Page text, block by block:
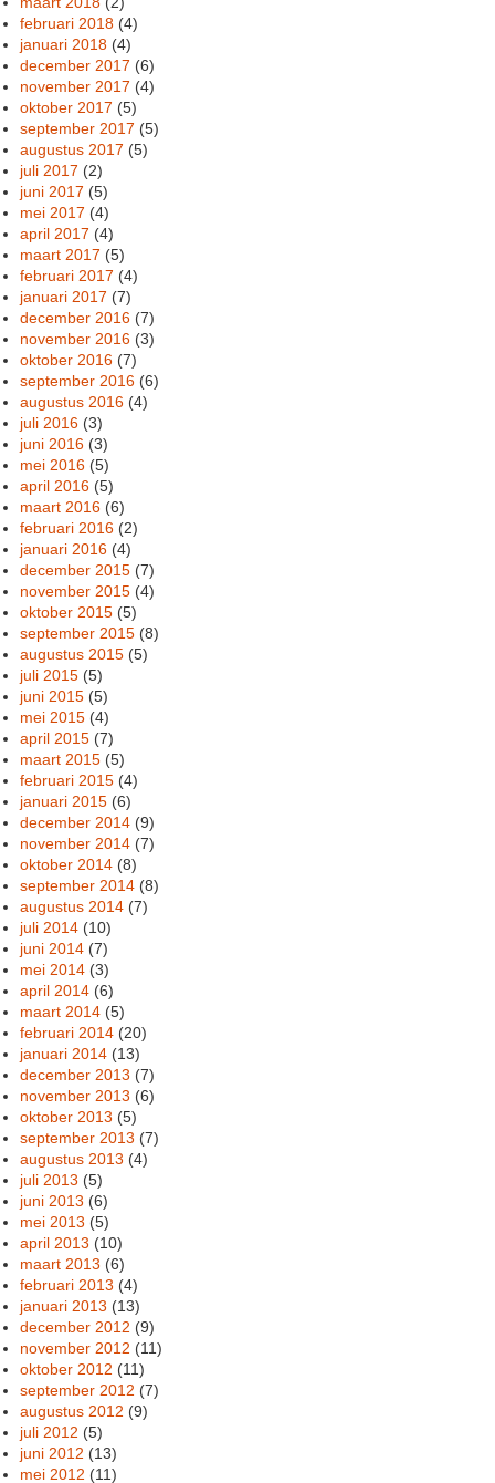
februari 2018 (4)
januari 2018 (4)
december 2017 (6)
november 2017 (4)
oktober 2017 (5)
september 2017 (5)
augustus 2017 (5)
juli 2017 (2)
juni 2017 (5)
mei 2017 (4)
april 2017 (4)
maart 2017 (5)
februari 2017 (4)
januari 2017 (7)
december 2016 (7)
november 2016 (3)
oktober 2016 (7)
september 2016 (6)
augustus 2016 (4)
juli 2016 (3)
juni 2016 (3)
mei 2016 (5)
april 2016 (5)
maart 2016 (6)
februari 2016 (2)
januari 2016 (4)
december 2015 (7)
november 2015 (4)
oktober 2015 (5)
september 2015 (8)
augustus 2015 (5)
juli 2015 (5)
juni 2015 (5)
mei 2015 (4)
april 2015 (7)
maart 2015 (5)
februari 2015 (4)
januari 2015 (6)
december 2014 (9)
november 2014 (7)
oktober 2014 (8)
september 2014 (8)
augustus 2014 (7)
juli 2014 (10)
juni 2014 (7)
mei 2014 (3)
april 2014 (6)
maart 2014 (5)
februari 2014 (20)
januari 2014 (13)
december 2013 (7)
november 2013 (6)
oktober 2013 (5)
september 2013 (7)
augustus 2013 (4)
juli 2013 (5)
juni 2013 (6)
mei 2013 (5)
april 2013 (10)
maart 2013 (6)
februari 2013 (4)
januari 2013 (13)
december 2012 (9)
november 2012 (11)
oktober 2012 (11)
september 2012 (7)
augustus 2012 (9)
juli 2012 (5)
juni 2012 (13)
mei 2012 (11)